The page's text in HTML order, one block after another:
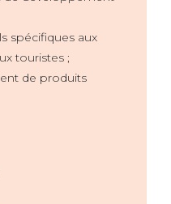
spécifiques aux
touristes ;
de produits